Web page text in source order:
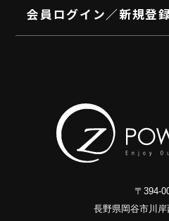
会員ログイン／新規登
〒394-
長野県岡谷市川